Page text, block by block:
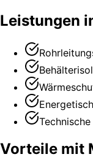
Leistungen
Vorteile mit